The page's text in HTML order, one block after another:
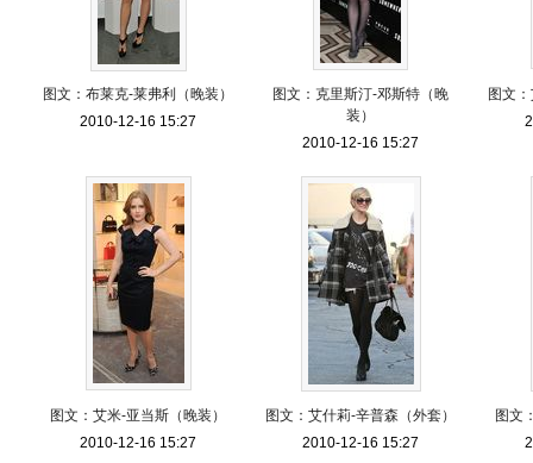
图文：布莱克-莱弗利（晚装）
2010-12-16 15:27
图文：克里斯汀-邓斯特（晚
装）
2010-12-16 15:27
图文
图文：艾米-亚当斯（晚装）
2010-12-16 15:27
图文：艾什莉-辛普森（外套）
2010-12-16 15:27
图文